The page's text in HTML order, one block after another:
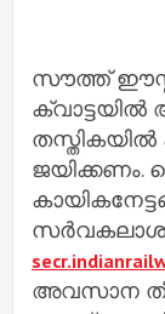
സൗത്ത്
ക്വാട്ടയിൽ
തസ്തികയിൽ
ജയിക്കണം.
അവസാന